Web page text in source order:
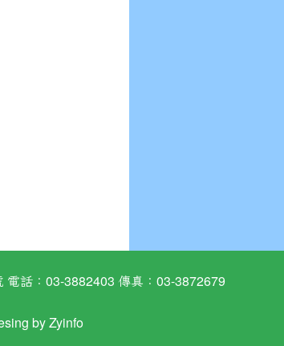
話：03-3882403 傳真：03-3872679
by Zyinfo